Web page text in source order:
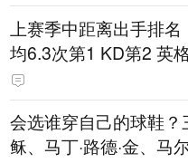
上赛季中距离出手排名
均6.3次第1 KD第2 英
会选谁穿自己的球鞋？
稣、马丁·路德·金、马